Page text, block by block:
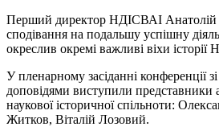
Перший директор НДІСВАІ Анатолій
сподівання на подальшу успішну
окреслив окремі важливі віхи
У пленарному засіданні конференції
доповідями виступили представники
наукової історичної спільноти:
Житков, Віталій Лозовий.